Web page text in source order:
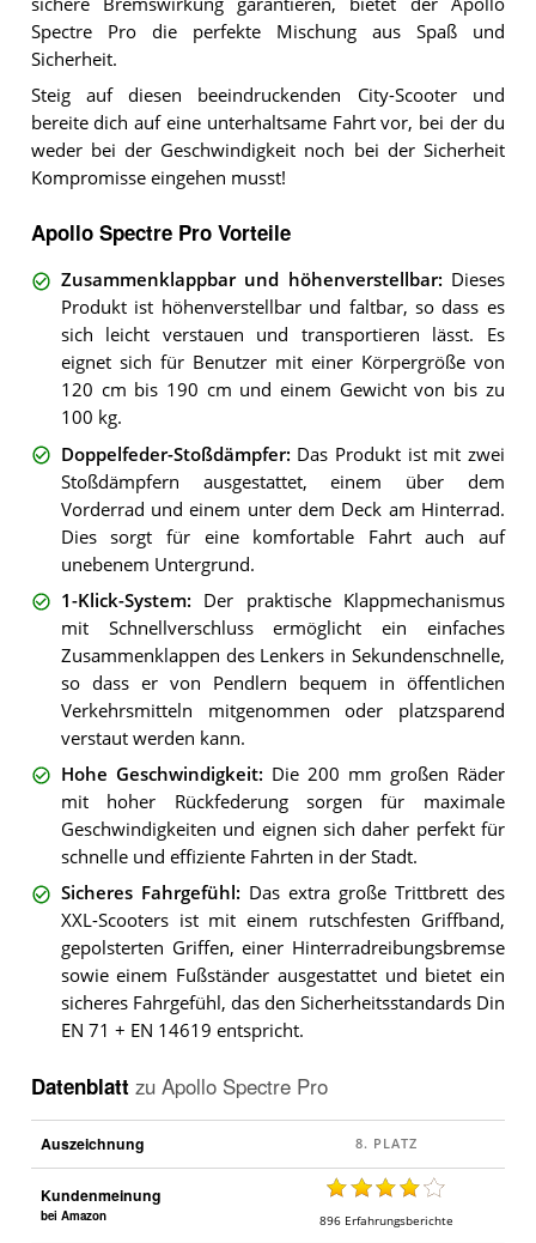
Spectre Pro die perfekte Mischung aus Spaß und
Sicherheit.
Steig auf diesen beeindruckenden City-Scooter und
bereite dich auf eine unterhaltsame Fahrt vor, bei der du
weder bei der Geschwindigkeit noch bei der Sicherheit
Kompromisse eingehen musst!
Apollo Spectre Pro Vorteile
Zusammenklappbar und höhenverstellbar: Dieses
Produkt ist höhenverstellbar und faltbar, so dass es
sich leicht verstauen und transportieren lässt. Es
eignet sich für Benutzer mit einer Körpergröße von
120 cm bis 190 cm und einem Gewicht von bis zu
100 kg.
Doppelfeder-Stoßdämpfer: Das Produkt ist mit zwei
Stoßdämpfern ausgestattet, einem über dem
Vorderrad und einem unter dem Deck am Hinterrad.
Dies sorgt für eine komfortable Fahrt auch auf
unebenem Untergrund.
1-Klick-System: Der praktische Klappmechanismus
mit Schnellverschluss ermöglicht ein einfaches
Zusammenklappen des Lenkers in Sekundenschnelle,
so dass er von Pendlern bequem in öffentlichen
Verkehrsmitteln mitgenommen oder platzsparend
verstaut werden kann.
Hohe Geschwindigkeit: Die 200 mm großen Räder
mit hoher Rückfederung sorgen für maximale
Geschwindigkeiten und eignen sich daher perfekt für
schnelle und effiziente Fahrten in der Stadt.
Sicheres Fahrgefühl : Das extra große Trittbrett des
XXL-Scooters ist mit einem rutschfesten Griffband,
gepolsterten Griffen, einer Hinterradreibungsbremse
sowie einem Fußständer ausgestattet und bietet ein
sicheres Fahrgefühl, das den Sicherheitsstandards Din
EN 71 + EN 14619 entspricht.
Datenblatt zu Apollo Spectre Pro
Auszeichnung
Kundenmeinung
bei Amazon 896 Erfahrungsberichte